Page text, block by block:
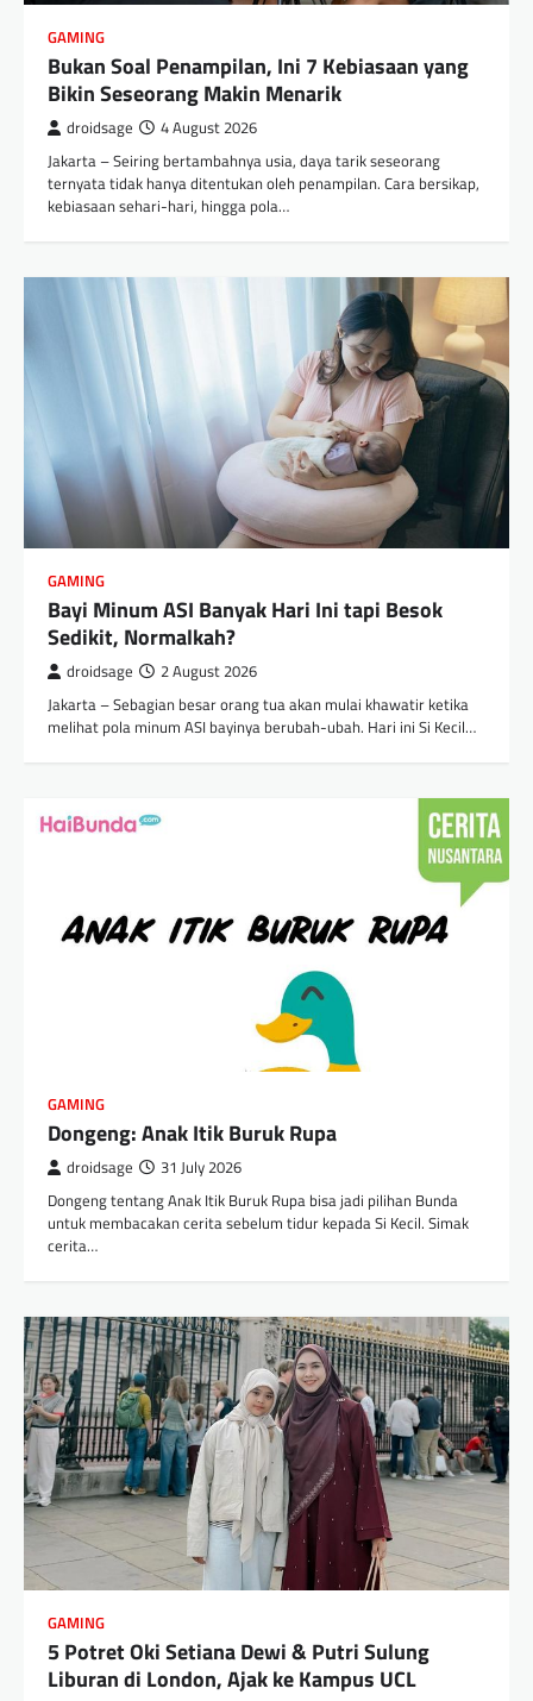
GAMING
Bukan Soal Penampilan, Ini 7 Kebiasaan yang
Bikin Seseorang Makin Menarik
droidsage 4 August 2026
Jakarta – Seiring bertambahnya usia, daya tarik seseorang
ternyata tidak hanya ditentukan oleh penampilan. Cara bersikap,
kebiasaan sehari-hari, hingga pola…
GAMING
Bayi Minum ASI Banyak Hari Ini tapi Besok
Sedikit, Normalkah?
droidsage 2 August 2026
Jakarta – Sebagian besar orang tua akan mulai khawatir ketika
melihat pola minum ASI bayinya berubah-ubah. Hari ini Si Kecil…
GAMING
Dongeng: Anak Itik Buruk Rupa
droidsage 31 July 2026
Dongeng tentang Anak Itik Buruk Rupa bisa jadi pilihan Bunda
untuk membacakan cerita sebelum tidur kepada Si Kecil. Simak
cerita…
GAMING
5 Potret Oki Setiana Dewi & Putri Sulung
Liburan di London, Ajak ke Kampus UCL